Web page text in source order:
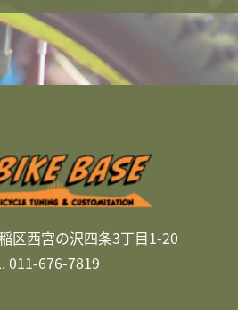
区西宮の沢四条3丁目1-20
011-676-7819